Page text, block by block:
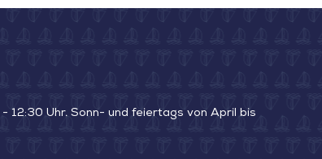
12:30 Uhr. Sonn- und feiertags von April bis